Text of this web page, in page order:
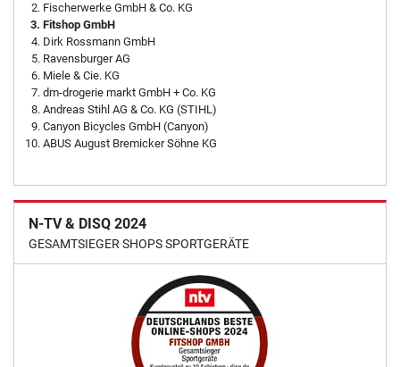
Fischerwerke GmbH & Co. KG
Fitshop GmbH
Dirk Rossmann GmbH
Ravensburger AG
Miele & Cie. KG
dm-drogerie markt GmbH + Co. KG
Andreas Stihl AG & Co. KG (STIHL)
Canyon Bicycles GmbH (Canyon)
ABUS August Bremicker Söhne KG
N-TV & DISQ 2024
GESAMTSIEGER SHOPS SPORTGERÄTE